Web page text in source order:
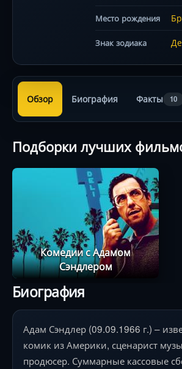
Место рождения
Знак зодиака
Обзор Биография Факты 10
Подборки лучших
Комедии с Адамом
Сэндлером
Биография
Адам Сэндлер (09.09.1966 г.) –
комик из Америки, сценарист
продюсер. Суммарные кассовые